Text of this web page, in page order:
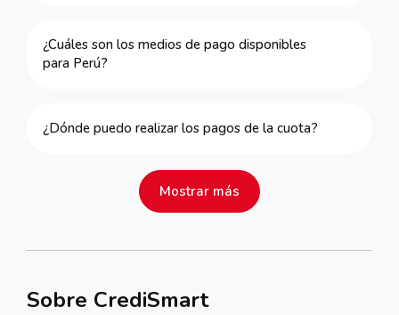
¿Cuáles son los medios de pago disponibles
para Perú?
¿Dónde puedo realizar los pagos de la cuota?
Mostrar más
Sobre CrediSmart